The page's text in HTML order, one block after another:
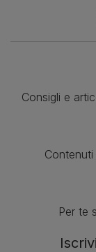
Consigli e
Per te